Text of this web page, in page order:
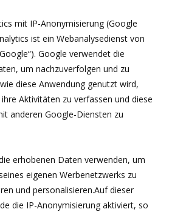
mit IP-Anonymisierung (Google
ist ein Webanalysedienst von
Google verwendet die
um nachzuverfolgen und zu
diese Anwendung genutzt wird,
Aktivitäten zu verfassen und diese
anderen Google-Diensten zu
erhobenen Daten verwenden, um
eigenen Werbenetzwerks zu
und personalisieren.Auf dieser
die IP-Anonymisierung aktiviert, so